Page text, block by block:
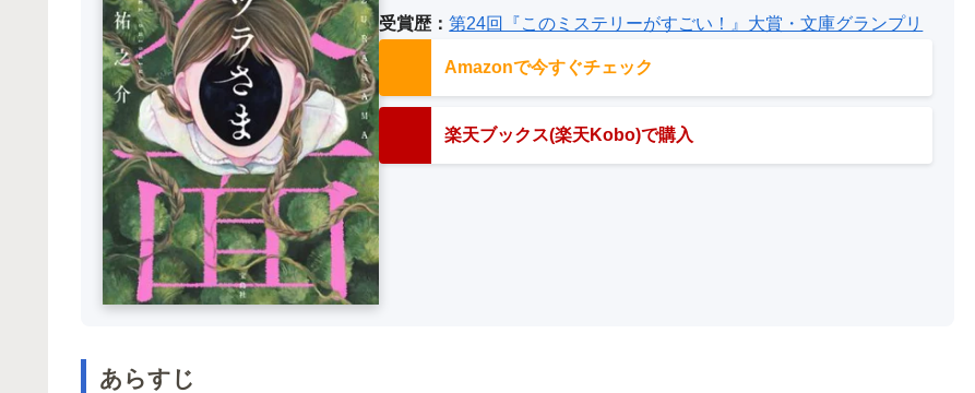
受賞歴：第24回『このミステリーがすごい！』大賞・文庫グランプリ
Amazonで今すぐチェック
楽天ブックス(楽天Kobo)で購入
あらすじ